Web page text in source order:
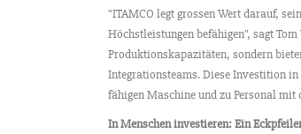
"ITAMCO legt grossen Wert darauf,
Höchstleistungen befähigen", sagt
Produktionskapazitäten, sondern
Integrationsteams. Diese Investition
fähigen Maschine und zu Personal
In Menschen investieren: Ein